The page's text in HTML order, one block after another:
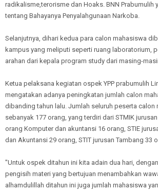
radikalisme,terorisme dan Hoaks. BNN Prabumulih
tentang Bahayanya Penyalahgunaan Narkoba.
Selanjutnya, dihari kedua para calon mahasiswa
kampus yang meliputi seperti ruang laboratorium,
arahan dari kepala program study dari masing-
Ketua pelaksana kegiatan ospek YPP prabumulih
mengatakan adanya peningkatan jumlah calon
dibanding tahun lalu. Jumlah seluruh peserta calon
sebanyak 177 orang, yang terdiri dari STMIK
orang Komputer dan akuntansi 16 orang, STIE
dan Akuntansi 29 orang, STIT jurusan Tambang 33
"Untuk ospek ditahun ini kita adain dua hari,
pengisih materi yang bertujuan menambahkan
alhamdulillah ditahun ini juga jumlah mahasiswa